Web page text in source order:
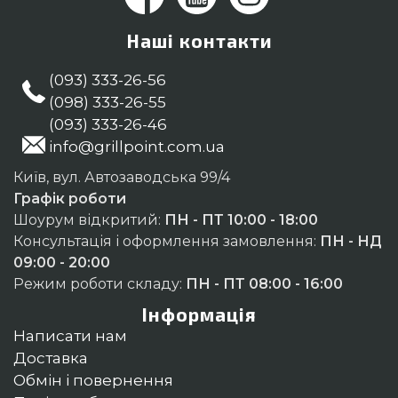
Наші контакти
(093) 333-26-56
(098) 333-26-55
(093) 333-26-46
info@grillpoint.com.ua
Київ, вул. Автозаводська 99/4
Графік роботи
Шоурум відкритий: ПН - ПТ 10:00 - 18:00
Консультація і оформлення замовлення: ПН - НД
09:00 - 20:00
Режим роботи складу: ПН - ПТ 08:00 - 16:00
Інформація
Написати нам
Доставка
Обмін і повернення